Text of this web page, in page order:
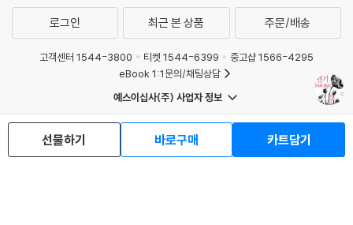
아편 무역으로 이득을 본 나라는 어디인가
되었다. 생아편은 중개상이 구입해 파트나로 운반했으며, 그곳에서 가공되
어 인도 아대륙의 여러 지역 및 전 세계에서 달려온 구매자들에게 팔려나
이런 패턴이 달라지기 시작한 것은 유럽인이 인도양의 정치경제에서 강력
한 신규 세력으로 부상하면서부터였다. 중상주의 유럽의 특징인 국가 권력
선물하기 바로구매 카트담기
로그인 최근 본 상품 주문/배송
고객센터 1544-3800 티켓 1544-6399
중고샵 1566-4295
eBook 1:1문의/채팅상담
예스이십사(주) 사업자 정보
이용약관
개인정보처리방침
청소년보호정책
회사소개
거래처관계자께
도서홍보
광고